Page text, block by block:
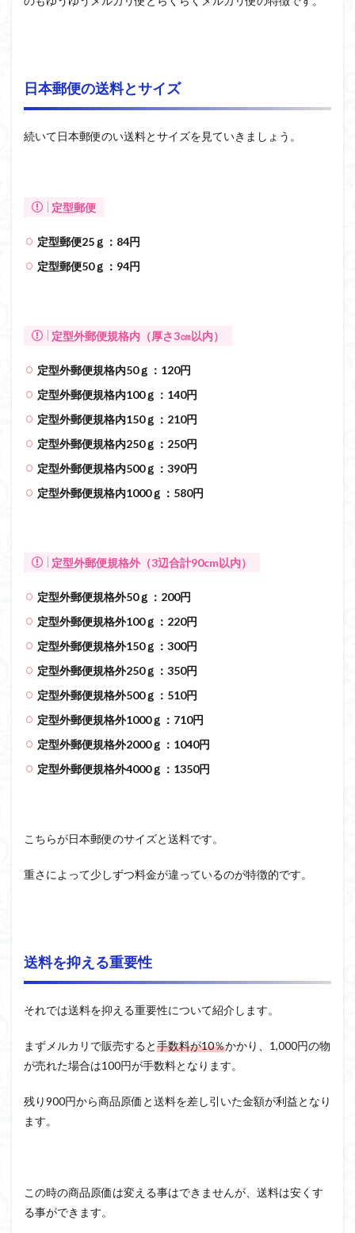
日本郵便の送料とサイズ
続いて日本郵便のい送料とサイズを見ていきましょう。
定型郵便
定型郵便25ｇ：84円
定型郵便50ｇ：94円
定型外郵便規格内（厚さ3㎝以内）
定型外郵便規格内50ｇ：120円
定型外郵便規格内100ｇ：140円
定型外郵便規格内150ｇ：210円
定型外郵便規格内250ｇ：250円
定型外郵便規格内500ｇ：390円
定型外郵便規格内1000ｇ：580円
定型外郵便規格外（3辺合計90cm以内）
定型外郵便規格外50ｇ：200円
定型外郵便規格外100ｇ：220円
定型外郵便規格外150ｇ：300円
定型外郵便規格外250ｇ：350円
定型外郵便規格外500ｇ：510円
定型外郵便規格外1000ｇ：710円
定型外郵便規格外2000ｇ：1040円
定型外郵便規格外4000ｇ：1350円
こちらが日本郵便のサイズと送料です。
重さによって少しずつ料金が違っているのが特徴的です。
送料を抑える重要性
それでは送料を抑える重要性について紹介します。
まずメルカリで販売すると手数料が10％かかり、1,000円の物
が売れた場合は100円が手数料となります。
残り900円から商品原価と送料を差し引いた金額が利益となり
ます。
この時の商品原価は変える事はできませんが、送料は安くす
る事ができます。